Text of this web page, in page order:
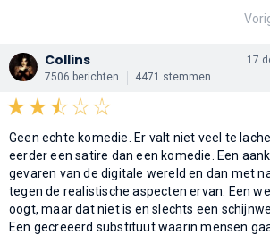
Collins
7506 berichten 4471 stemmen
17
Geen echte komedie. Er valt niet veel te
eerder een satire dan een komedie. Een
gevaren van de digitale wereld en dan met
tegen de realistische aspecten ervan. Een
oogt, maar dat niet is en slechts een
Een gecreëerd substituut waarin mensen